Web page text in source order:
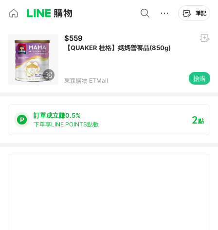
筆記
$559
【QUAKER 桂格】媽媽營養品(850g)
東森購物 ETMall 搶購
訂單成立賺0.5%
下單享LINE POINTS點數 2點